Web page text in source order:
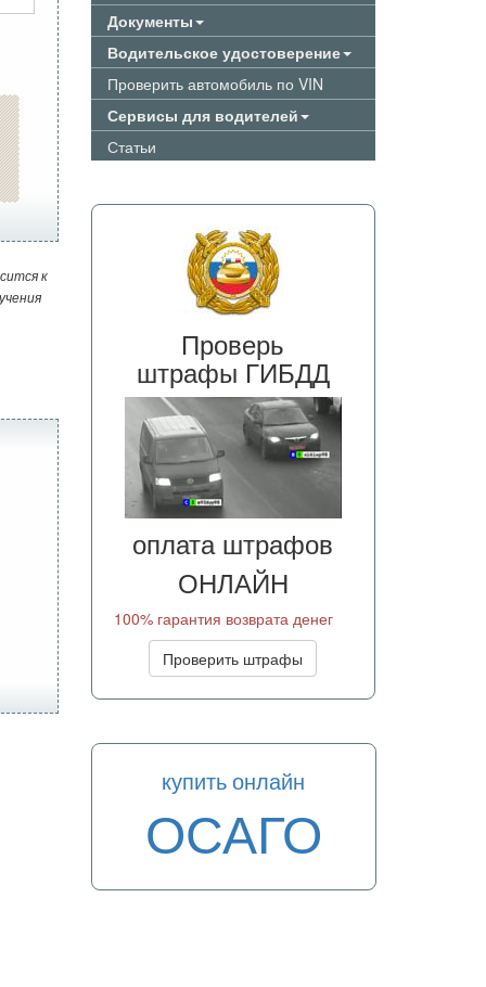
к
Документы
Водительское удостоверение
Проверить автомобиль по VIN
Сервисы для водителей
Статьи
Проверь
штрафы ГИБДД
оплата штрафов
ОНЛАЙН
100% гарантия возврата денег
Проверить штрафы
купить онлайн
ОСАГО